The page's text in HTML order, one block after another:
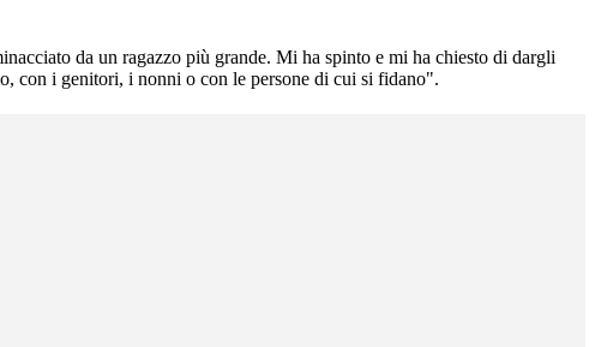
da un ragazzo più grande. Mi ha spinto e mi ha chiesto di dargli
con i genitori, i nonni o con le persone di cui si fidano".